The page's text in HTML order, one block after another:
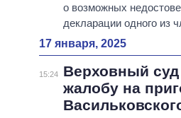
о возможных
декларации одного из
17 января, 2025
15:24
Верховный суд
жалобу на